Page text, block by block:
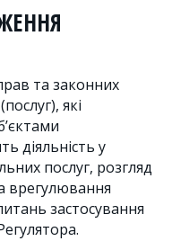
та законних
які
діяльність у
послуг, розгляд
врегулювання
застосування